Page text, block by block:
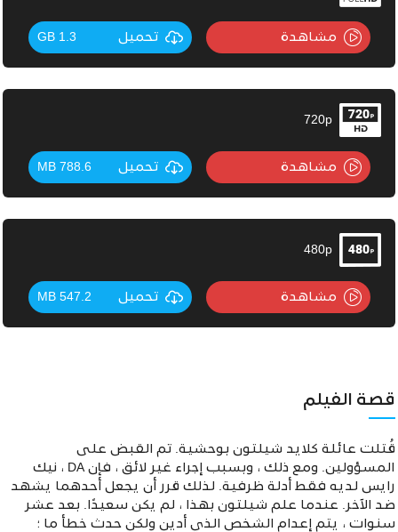
مشاهدة تحميل 1.3 GB
720p
مشاهدة تحميل 788.6 MB
480p
مشاهدة تحميل 547.2 MB
قصة الفيلم
قُتلت عائلة كلايد شيلتون بوحشية. تم القبض على
المسؤولين. ومع ذلك ، وبسبب إجراء غير لائق ، فإن DA ، نيك
رايس لديه فقط أدلة ظرفية. لذلك قرر أن يجعل أحدهما يشهد
ضد الآخر. عندما علم شيلتون بهذا ، لم يكن سعيدًا. بعد عشر
سنوات ، يتم إعدام الشخص الذي أدين ولكن حدث خطأ ما ؛